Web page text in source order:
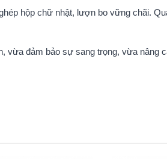
hộp chữ nhật, lượn bo vững chãi.
vừa đảm bảo sự sang trọng, vừa nâng